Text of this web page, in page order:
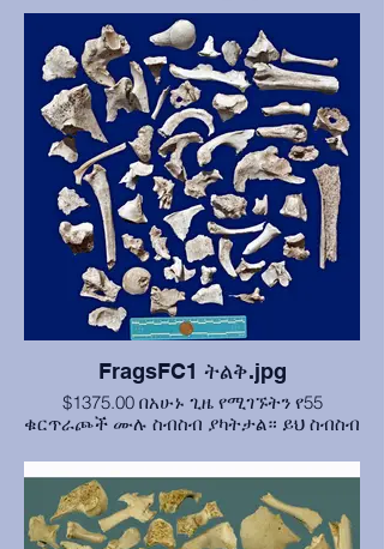
FragsFC1 ትልቅ.jpg
$1375.00 በአሁኑ ጊዜ የሚገኙትን የ55
ቁርጥራጮች ሙሉ ስብስብ ያካትታል። ይህ ስብስብ
እንዲሁም ለልዩነት ጥቂት ሰዋዊ ያልሆኑ
ቁርጥራጮችን ያካትታል። ሙሉውን ስብስብ
መግዛት ገንዘብ ይቆጥብልዎታል፣ ከትንሽ መጠኖች
30% የሚጠጋ።